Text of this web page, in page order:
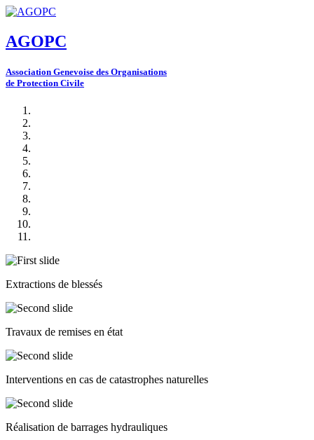
AGOPC
Association Genevoise des Organisations
de Protection Civile
Extractions de blessés
Travaux de remises en état
Interventions en cas de catastrophes naturelles
Réalisation de barrages hydrauliques